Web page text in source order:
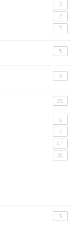
3
2
7
5
3
89
8
7
41
30
3